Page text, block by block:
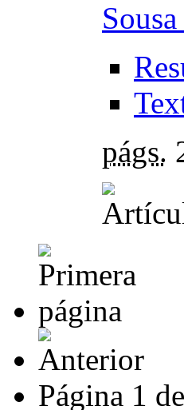
págs.
Página 1 de